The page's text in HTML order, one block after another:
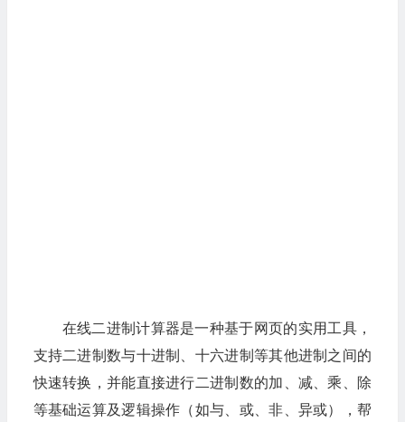
在线二进制计算器是一种基于网页的实用工具，
支持二进制数与十进制、十六进制等其他进制之间的
快速转换，并能直接进行二进制数的加、减、乘、除
等基础运算及逻辑操作（如与、或、非、异或），帮